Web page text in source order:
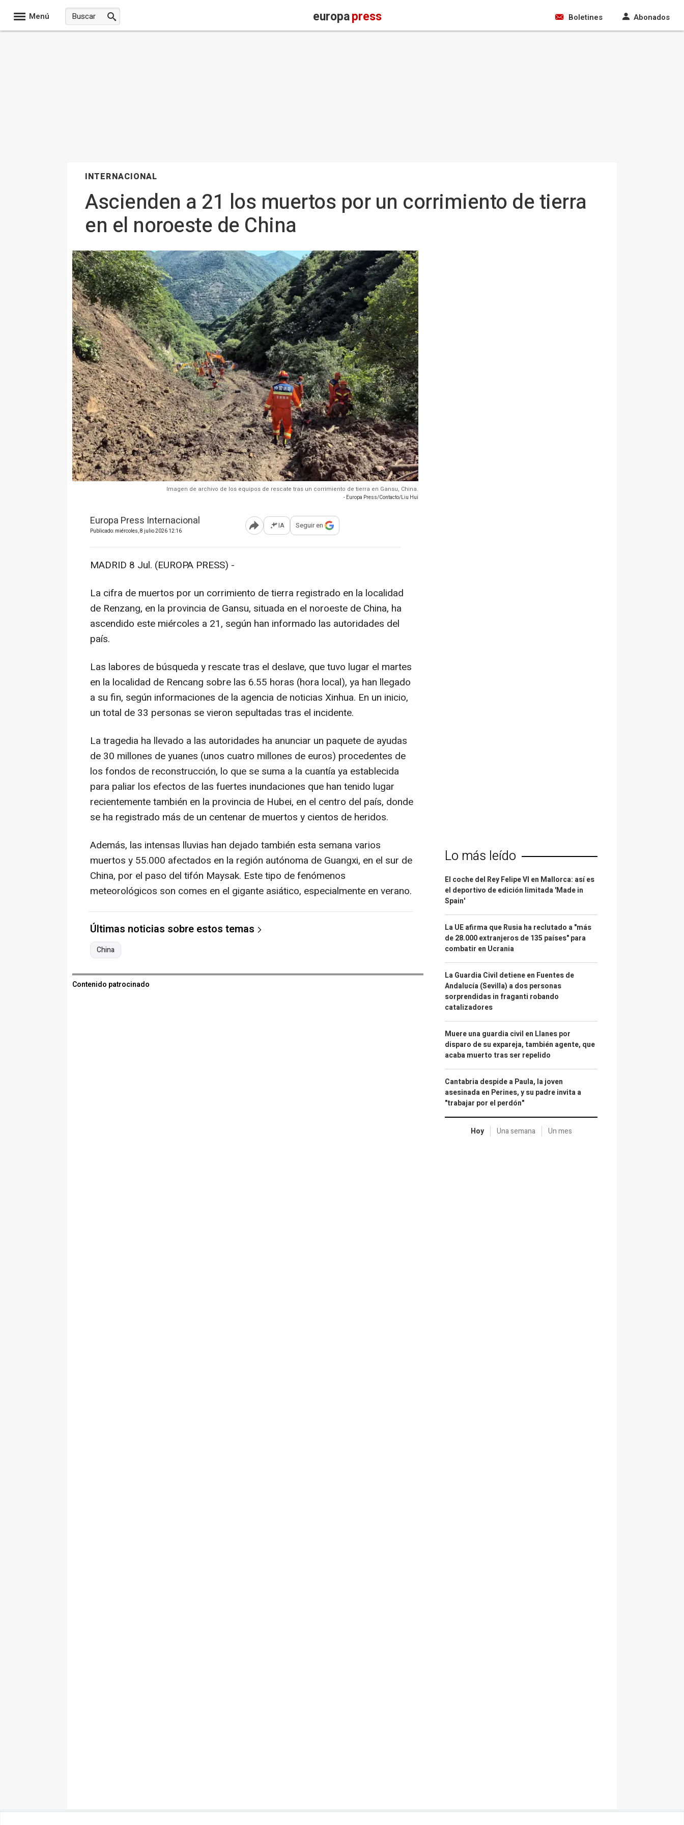
Menú europapress Boletines Abonados
INTERNACIONAL
Ascienden a 21 los muertos por un corrimiento de tierra
en el noroeste de China
Imagen de archivo de los equipos de rescate tras un corrimiento de tierra en Gansu, China.
- Europa Press/Contacto/Liu Hui
Europa Press Internacional
Publicado: miércoles, 8 julio 2026 12:16 Abrir opciones para compartir
IA Seguir en
MADRID 8 Jul. (EUROPA PRESS) -
La cifra de muertos por un corrimiento de tierra registrado en la localidad
de Renzang, en la provincia de Gansu, situada en el noroeste de China, ha
ascendido este miércoles a 21, según han informado las autoridades del
país.
Las labores de búsqueda y rescate tras el deslave, que tuvo lugar el martes
en la localidad de Rencang sobre las 6.55 horas (hora local), ya han llegado
a su fin, según informaciones de la agencia de noticias Xinhua. En un inicio,
un total de 33 personas se vieron sepultadas tras el incidente.
La tragedia ha llevado a las autoridades ha anunciar un paquete de ayudas
de 30 millones de yuanes (unos cuatro millones de euros) procedentes de
los fondos de reconstrucción, lo que se suma a la cuantía ya establecida
para paliar los efectos de las fuertes inundaciones que han tenido lugar
recientemente también en la provincia de Hubei, en el centro del país, donde
se ha registrado más de un centenar de muertos y cientos de heridos.
Además, las intensas lluvias han dejado también esta semana varios
muertos y 55.000 afectados en la región autónoma de Guangxi, en el sur de
China, por el paso del tifón Maysak. Este tipo de fenómenos
meteorológicos son comes en el gigante asiático, especialmente en verano.
Últimas noticias sobre estos temas
China
Contenido patrocinado
Lo más leído
El coche del Rey Felipe VI en Mallorca: así es
el deportivo de edición limitada 'Made in
Spain'
La UE afirma que Rusia ha reclutado a "más
de 28.000 extranjeros de 135 países" para
combatir en Ucrania
La Guardia Civil detiene en Fuentes de
Andalucía (Sevilla) a dos personas
sorprendidas in fraganti robando
catalizadores
Muere una guardia civil en Llanes por
disparo de su expareja, también agente, que
acaba muerto tras ser repelido
Cantabria despide a Paula, la joven
asesinada en Perines, y su padre invita a
"trabajar por el perdón"
Hoy Una semana Un mes